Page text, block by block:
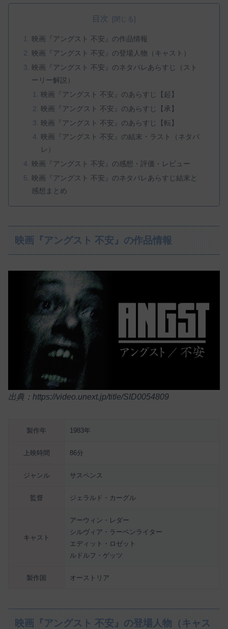
目次
映画『アングスト 不安』の作品情報
映画『アングスト 不安』の登場人物（キャスト）
映画『アングスト 不安』のネタバレあらすじ（スト
ーリー解説）
映画『アングスト 不安』のあらすじ【起】
映画『アングスト 不安』のあらすじ【承】
映画『アングスト 不安』のあらすじ【転】
映画『アングスト 不安』の結末・ラスト（ネタバ
レ）
映画『アングスト 不安』の感想・評価・レビュー
映画『アングスト 不安』のネタバレあらすじ結末と
感想まとめ
映画『アングスト 不安』の作品情報
出典：https://video.unext.jp/title/SID0054809
製作年 1983年
上映時間 86分
ジャンル サスペンス
監督 ジェラルド・カーグル
キャスト
アーウィン・レダー
シルヴィア・ラーベンライター
エディット・ロゼット
ルドルフ・ゲッツ
製作国 オーストリア
映画『アングスト 不安』の登場人物（キャス